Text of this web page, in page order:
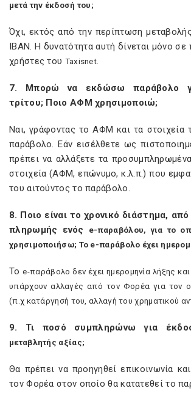
μετά την έκδοσή του;
Όχι, εκτός από την περίπτωση
ΙΒΑΝ. Η δυνατότητα αυτή δίνεται μόνο σε
χρήστες του Taxisnet.
7. Μπορώ να εκδώσω παράβολο
τρίτου; Ποιο ΑΦΜ χρησιμοποιώ;
Ναι, γράφοντας το ΑΦΜ και τα στοιχεία
παράβολο. Εάν εισέλθετε ως
πρέπει να αλλάξετε τα
στοιχεία (ΑΦΜ, επώνυμο, κ.λ.π.) που
του αιτούντος το παράβολο.
8. Ποιο είναι το χρονικό διάστημα,
πληρωμής ενός
e-παραβόλου, για το
χρησιμοποιήσω; Το e-παράβολο έχει
Τοe-παράβολο δεν έχει ημερομηνία λήξης και
υπάρχουν αλλαγές από τον Φορέα για τον
(π.χ κατάργησή του, αλλαγή του χρηματικού
9. Τι ποσό συμπληρώνω για
μεταβλητής αξίας;
Θα πρέπει να προηγηθεί επικοινωνία
τον Φορέα στον οποίο θα κατατεθεί το